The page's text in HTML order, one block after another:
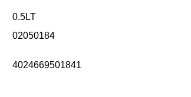
0.5LT
02050184
4024669501841